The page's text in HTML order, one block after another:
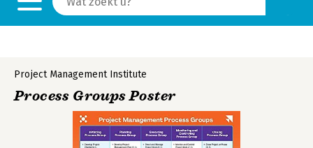
Project Management Institute
Process Groups Poster